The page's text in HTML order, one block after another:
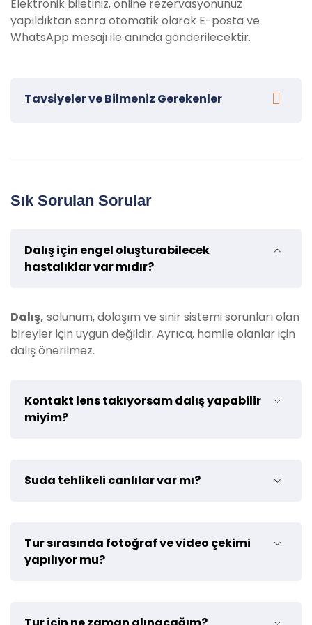
Elektronik biletiniz, online rezervasyonunuz
yapıldıktan sonra otomatik olarak E-posta ve
WhatsApp mesajı ile anında gönderilecektir.
Tavsiyeler ve Bilmeniz Gerekenler
Güneş koruyucu krem getirin:
Çevreye saygı:Tur boyunca doğal çevreye
saygı gösterin, çöplerinizi uygun şekilde atın ve
Güvenliğiniz ve keyifli bir deneyim yaşamanız
için tur rehberinin talimatlarını takip edin.
Bu tavsiyeleri dikkate alarak, Alanya Tüplü Dalış
Sık Sorulan Sorular
Dalış için engel oluşturabilecek
hastalıklar var mıdır?
Dalış, solunum, dolaşım ve sinir sistemi sorunları olan
bireyler için uygun değildir. Ayrıca, hamile olanlar için
dalış önerilmez.
Kontakt lens takıyorsam dalış yapabilir
miyim?
kullanabilirsiniz.
Suda tehlikeli canlılar var mı?
canlılar bulunmamaktadır.
Tur sırasında fotoğraf ve video çekimi
yapılıyor mu?